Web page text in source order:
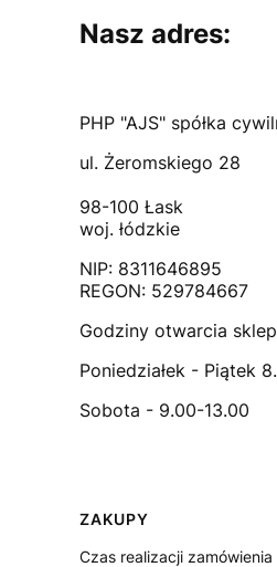
Nasz adres:
PHP "AJS" spółka
ul. Żeromskiego 28
98-100 Łask
woj. łódzkie
NIP: 8311646895
REGON: 529784667
Godziny otwarcia
Poniedziałek - Piątek
Sobota - 9.00-13.00
Linki w stopce
ZAKUPY
Czas realizacji zamówienia